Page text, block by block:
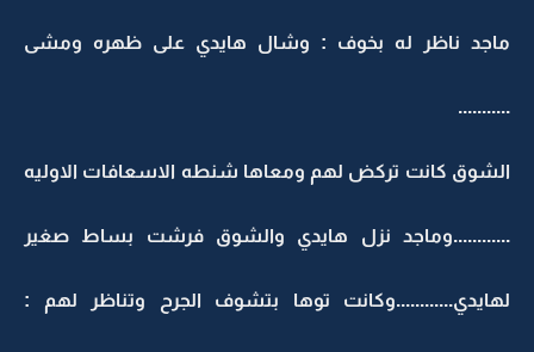
ماجد ناظر له بخوف : وشال هايدي على ظهره ومشى
...........
الشوق كانت تركض لهم ومعاها شنطه الاسعافات الاوليه
............وماجد نزل هايدي والشوق فرشت بساط صغير
لهايدي............وكانت توها بتشوف الجرح وتناظر لهم :